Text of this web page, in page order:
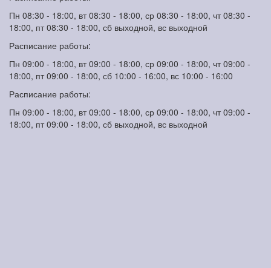
Пн 08:30 - 18:00, вт 08:30 - 18:00, ср 08:30 - 18:00, чт 08:30 -
18:00, пт 08:30 - 18:00, сб выходной, вс выходной
Расписание работы:
Пн 09:00 - 18:00, вт 09:00 - 18:00, ср 09:00 - 18:00, чт 09:00 -
18:00, пт 09:00 - 18:00, сб 10:00 - 16:00, вс 10:00 - 16:00
Расписание работы:
Пн 09:00 - 18:00, вт 09:00 - 18:00, ср 09:00 - 18:00, чт 09:00 -
18:00, пт 09:00 - 18:00, сб выходной, вс выходной